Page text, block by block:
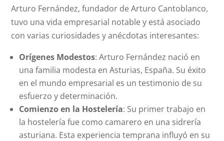
Arturo Fernández, fundador de Arturo Cantoblanco,
tuvo una vida empresarial notable y está asociado
con varias curiosidades y anécdotas interesantes:
Orígenes Modestos: Arturo Fernández nació en
una familia modesta en Asturias, España. Su éxito
en el mundo empresarial es un testimonio de su
esfuerzo y determinación.
Comienzo en la Hostelería: Su primer trabajo en
la hostelería fue como camarero en una sidrería
asturiana. Esta experiencia temprana influyó en su